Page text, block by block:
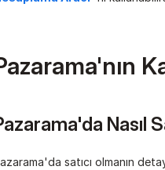
Nasıl
satıcı olmanın